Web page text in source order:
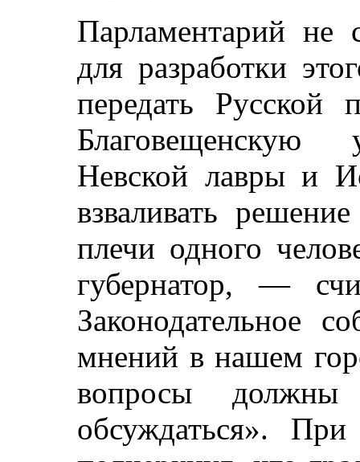
Парламентарий не
для разработки
передать Русской
Благовещенскую
Невской лавры и
взваливать
плечи одного
губернатор, —
Законодательное
мнений в нашем
вопросы должны
обсуждаться».